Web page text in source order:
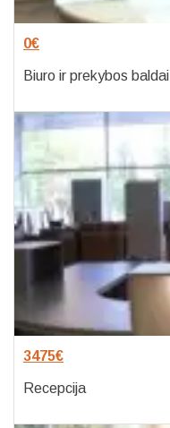
0€
Biuro ir prekybos baldai
3475€
Recepcija